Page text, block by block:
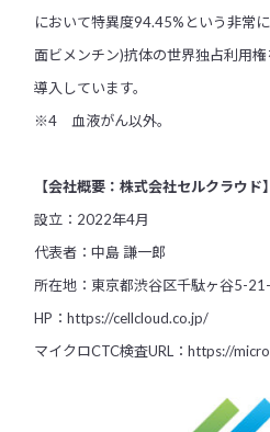
において特異度94.45%という非常
面ビメンチン)抗体の世界独占利用
導入しています。
※4 血液がん以外。
【会社概要：株式会社セルクラウド】
設立：2022年4月
代表者：中島 謙一郎
所在地：東京都渋谷区千駄ヶ谷5-
HP：https://cellcloud.co.jp/
マイクロCTC検査URL：https://